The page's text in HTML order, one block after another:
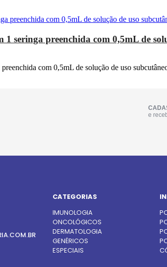
seringa preenchida com 0,5mL de
com 0,5mL de solução de uso
e
CATEGORIAS
IMUNOLOGIA
ONCOLÓGICOS
DERMATOLOGIA
GENÉRICOS
ESPECIAIS